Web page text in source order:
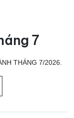
7
THÁNG 7/2026.